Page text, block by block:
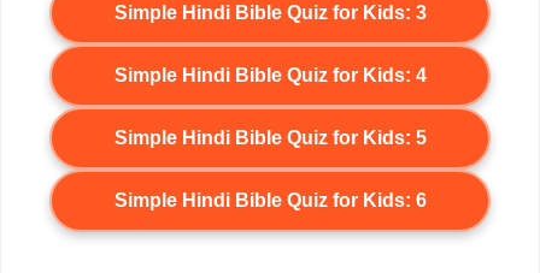
Simple Hindi Bible Quiz for Kids: 3
Simple Hindi Bible Quiz for Kids: 4
Simple Hindi Bible Quiz for Kids: 5
Simple Hindi Bible Quiz for Kids: 6